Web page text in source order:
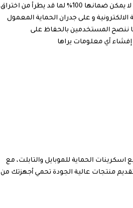
غير أنه نظراً لأن شبكة الانترنت لا يمكن ضمانها 100% لما قد يطرأ من اختراق
و على جدران الحماية المعمول
ننصح المستخدمين بالحفاظ على
أي معلومات يراها
الحماية للموبايل والتابلت، مع
منتجات عالية الجودة تحمي أجهزتك من